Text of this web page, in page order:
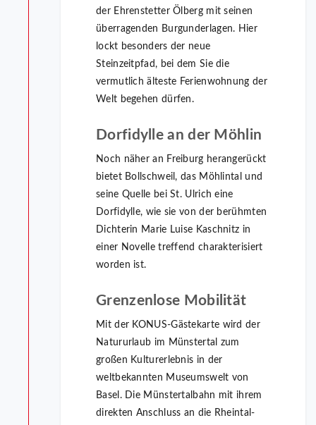
der Ehrenstetter Ölberg mit seinen
überragenden Burgunderlagen. Hier
lockt besonders der neue
Steinzeitpfad, bei dem Sie die
vermutlich älteste Ferienwohnung der
Welt begehen dürfen.
Dorfidylle an der Möhlin
Noch näher an Freiburg herangerückt
bietet Bollschweil, das Möhlintal und
seine Quelle bei St. Ulrich eine
Dorfidylle, wie sie von der berühmten
Dichterin Marie Luise Kaschnitz in
einer Novelle treffend charakterisiert
worden ist.
Grenzenlose Mobilität
Mit der KONUS-Gästekarte wird der
Natururlaub im Münstertal zum
großen Kulturerlebnis in der
weltbekannten Museumswelt von
Basel. Die Münstertalbahn mit ihrem
direkten Anschluss an die Rheintal-